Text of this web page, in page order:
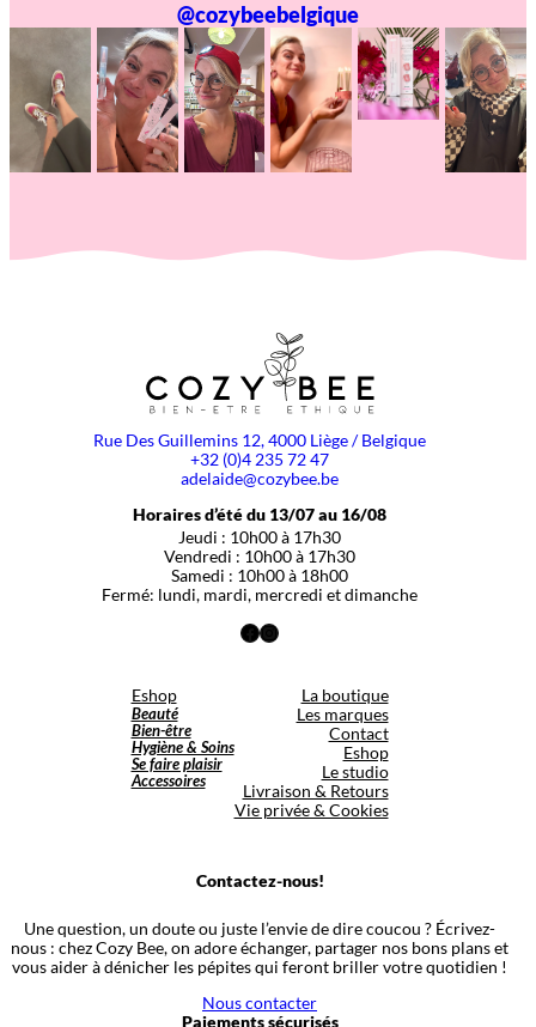
@cozybeebelgique
Rue Des Guillemins 12, 4000 Liège / Belgique
+32 (0)4 235 72 47
adelaide@cozybee.be
Horaires d’été du 13/07 au 16/08
Jeudi : 10h00 à 17h30
Vendredi : 10h00 à 17h30
Samedi : 10h00 à 18h00
Fermé: lundi, mardi, mercredi et dimanche
Facebook
Instagram
Eshop
Beauté
Bien-être
Hygiène & Soins
Se faire plaisir
Accessoires
La boutique
Les marques
Contact
Eshop
Le studio
Livraison & Retours
Vie privée & Cookies
Contactez-nous!
Une question, un doute ou juste l’envie de dire coucou ? Écrivez-
nous : chez Cozy Bee, on adore échanger, partager nos bons plans et
vous aider à dénicher les pépites qui feront briller votre quotidien !
Nous contacter
Paiements sécurisés